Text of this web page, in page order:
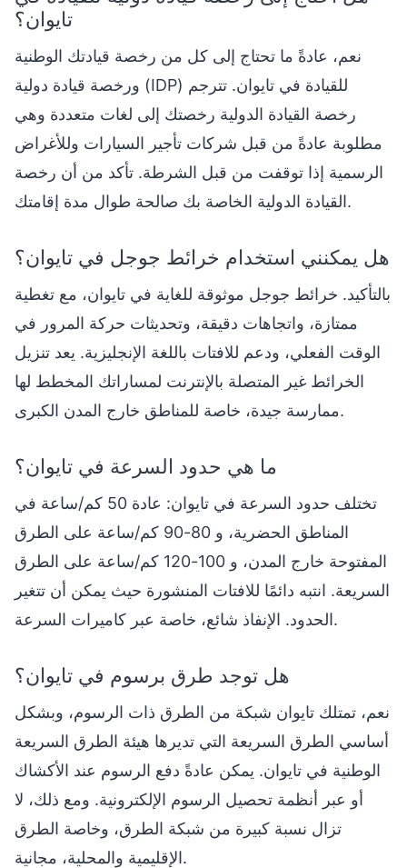
تايوان؟
نعم، عادةً ما تحتاج إلى كل من رخصة قيادتك الوطنية
ورخصة قيادة دولية (IDP) للقيادة في تايوان. تترجم
رخصة القيادة الدولية رخصتك إلى لغات متعددة وهي
مطلوبة عادةً من قبل شركات تأجير السيارات وللأغراض
الرسمية إذا توقفت من قبل الشرطة. تأكد من أن رخصة
القيادة الدولية الخاصة بك صالحة طوال مدة إقامتك.
هل يمكنني استخدام خرائط جوجل في تايوان؟
بالتأكيد. خرائط جوجل موثوقة للغاية في تايوان، مع تغطية
ممتازة، واتجاهات دقيقة، وتحديثات حركة المرور في
الوقت الفعلي، ودعم للافتات باللغة الإنجليزية. يعد تنزيل
الخرائط غير المتصلة بالإنترنت لمساراتك المخطط لها
ممارسة جيدة، خاصة للمناطق خارج المدن الكبرى.
ما هي حدود السرعة في تايوان؟
تختلف حدود السرعة في تايوان: عادة 50 كم/ساعة في
المناطق الحضرية، و 80-90 كم/ساعة على الطرق
المفتوحة خارج المدن، و 100-120 كم/ساعة على الطرق
السريعة. انتبه دائمًا للافتات المنشورة حيث يمكن أن تتغير
الحدود. الإنفاذ شائع، خاصة عبر كاميرات السرعة.
هل توجد طرق برسوم في تايوان؟
نعم، تمتلك تايوان شبكة من الطرق ذات الرسوم، وبشكل
أساسي الطرق السريعة التي تديرها هيئة الطرق السريعة
الوطنية في تايوان. يمكن عادةً دفع الرسوم عند الأكشاك
أو عبر أنظمة تحصيل الرسوم الإلكترونية. ومع ذلك، لا
تزال نسبة كبيرة من شبكة الطرق، وخاصة الطرق
الإقليمية والمحلية، مجانية.